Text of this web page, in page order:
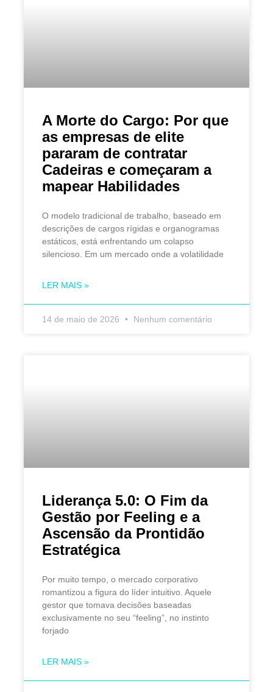
A Morte do Cargo: Por que
as empresas de elite
pararam de contratar
Cadeiras e começaram a
mapear Habilidades
O modelo tradicional de trabalho, baseado em
descrições de cargos rígidas e organogramas
estáticos, está enfrentando um colapso
silencioso. Em um mercado onde a volatilidade
LER MAIS »
14 de maio de 2026 Nenhum comentário
Liderança 5.0: O Fim da
Gestão por Feeling e a
Ascensão da Prontidão
Estratégica
Por muito tempo, o mercado corporativo
romantizou a figura do líder intuitivo. Aquele
gestor que tomava decisões baseadas
exclusivamente no seu “feeling”, no instinto
forjado
LER MAIS »